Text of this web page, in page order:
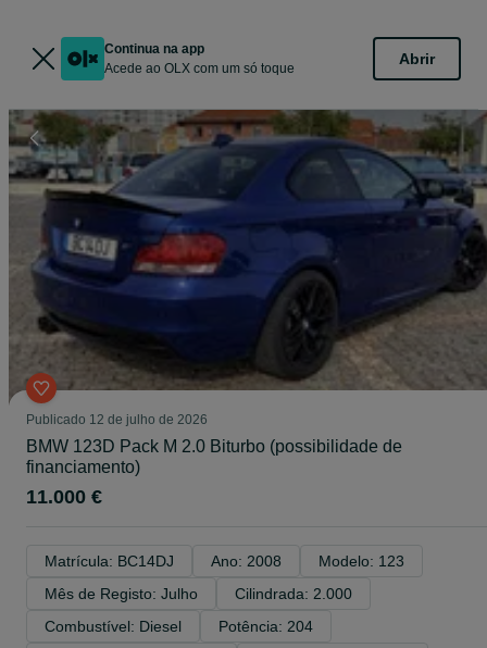
Continua na app
Acede ao OLX com um só toque
Abrir
Publicado 12 de julho de 2026
BMW 123D Pack M 2.0 Biturbo (possibilidade de
financiamento)
11.000 €
Matrícula: BC14DJ Ano: 2008
Modelo: 123
Mês de Registo: Julho
Cilindrada: 2.000
Combustível: Diesel
Potência: 204